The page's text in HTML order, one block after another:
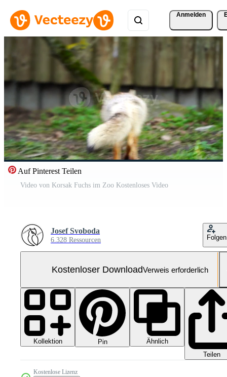
Anmelden
Auf Pinterest Teilen
Video von Korsak Fuchs im Zoo Kostenloses Video
Josef Svoboda
6.328 Ressourcen Folgen
Kostenloser DownloadVerweis erforderlich
Kollektion Pin
Ähnlich
Teilen
Kostenlose Lizenz